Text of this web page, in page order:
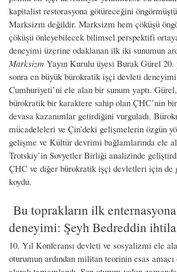
kapitalist restorasyona götüreceğini
Marksizm değildir. Marksizm hem çöküşü
çöküşü önleyebilecek bilimsel perspektifi
deneyimi üzerine odaklanan ilk iki sunumun
Marksizm Yayın Kurulu üyesi Burak Gürel 20.
sonra en büyük bürokratik işçi devleti
Cumhuriyeti’ni ele alan bir sunum yaptı.
bürokratik bir karaktere sahip olan ÇHC’nin
devasa kazanımlar getirdiğini vurguladı.
mücadeleleri ve Çin’deki gelişmelerin özgün
gelişme ve Kültür devrimi bağlamlarında ele
Trotskiy’in Sovyetler Birliği analizinde
ÇHC ve diğer bürokratik işçi devletleri için de
koydu.
Bu toprakların ilk
deneyimi: Şeyh Bedreddin
10. Yıl Konferansı devleti ve sosyalizmi ele
oturumun ardından militan teorinin esas